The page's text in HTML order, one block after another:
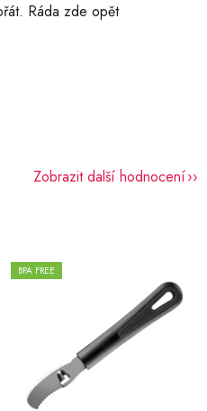
Ráda zde opět
Zobrazit další hodnocení
BPA FREE